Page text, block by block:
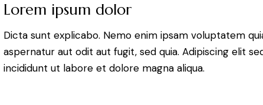
Lorem ipsum dolor
Dicta sunt explicabo. Nemo enim ipsam voluptatem
aspernatur aut odit aut fugit, sed quia. Adipiscing elit
incididunt ut labore et dolore magna aliqua.